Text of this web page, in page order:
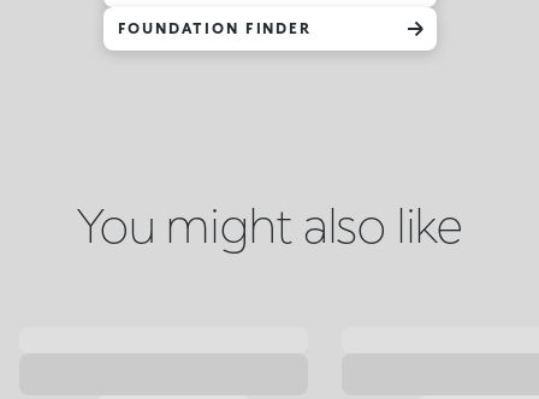
FOUNDATION FINDER
You might also like